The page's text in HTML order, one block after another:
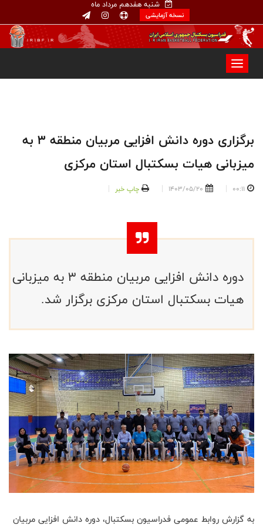
شنبه هفدهم مرداد ماه
نسخه آزمایشی
برگزاری دوره دانش افزایی مربیان منطقه ۳ به
میزبانی هیات بسکتبال استان مرکزی
00:11
1403/05/20 چاپ خبر
دوره دانش افزایی مربیان منطقه ۳ به میزبانی
هیات بسکتبال استان مرکزی برگزار شد.
به گزارش روابط عمومی فدراسیون بسکتبال، دوره دانش افزایی مربیان